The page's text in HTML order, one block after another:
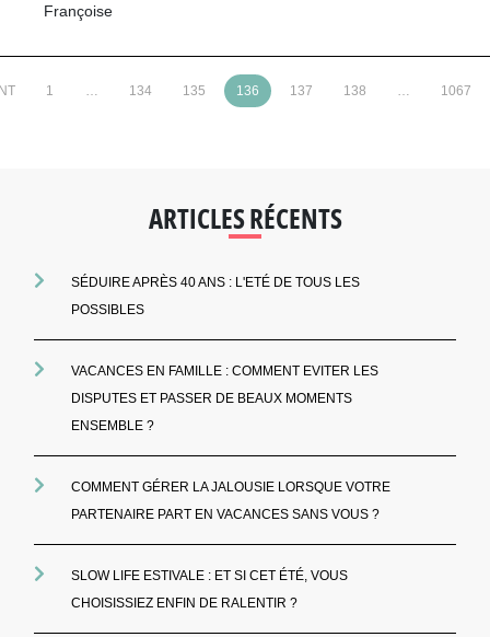
Françoise
1 134 135 136 137 138 1067
ARTICLES RÉCENTS
SÉDUIRE APRÈS 40 ANS : L'ETÉ DE TOUS LES
POSSIBLES
VACANCES EN FAMILLE : COMMENT EVITER LES
DISPUTES ET PASSER DE BEAUX MOMENTS
ENSEMBLE ?
COMMENT GÉRER LA JALOUSIE LORSQUE VOTRE
PARTENAIRE PART EN VACANCES SANS VOUS ?
SLOW LIFE ESTIVALE : ET SI CET ÉTÉ, VOUS
CHOISISSIEZ ENFIN DE RALENTIR ?